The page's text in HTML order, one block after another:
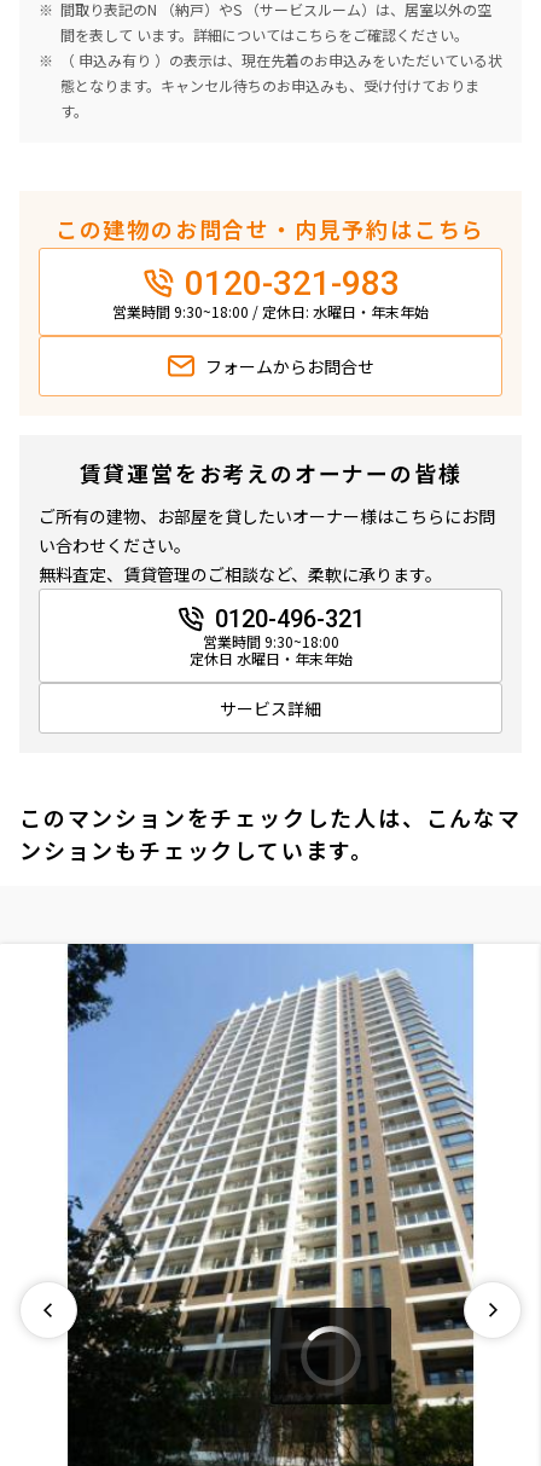
間取り表記のN （納戸）やS （サービスルーム）は、居室以外の空
間を表して います。詳細についてはこちらをご確認ください。
（ 申込み有り ）の表示は、現在先着のお申込みをいただいている状
態となります。キャンセル待ちのお申込みも、受け付けておりま
す。
この建物のお問合せ・内見予約はこちら
0120-321-983
営業時間 9:30~18:00 / 定休日: 水曜日・年末年始
フォームから お問合せ
賃貸運営をお考えのオーナーの皆様
ご所有の建物、お部屋を貸したいオーナー様はこちらにお問
い合わせください。
無料査定、賃貸管理のご相談など、柔軟に承ります。
0120-496-321
営業時間 9:30~18:00
定休日 水曜日・年末年始
サービス詳細
このマンションをチェックした人は、こんなマ
ンションもチェックしています。